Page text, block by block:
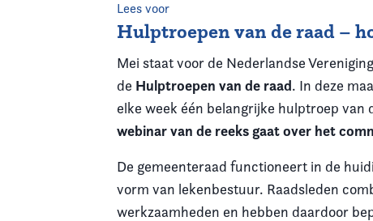
Lees voor
Hulptroepen van de raad –
Mei staat voor de Nederlandse
de Hulptroepen van de raad. In deze
elke week één belangrijke hulptroep van
webinar van de reeks gaat over het
De gemeenteraad functioneert in de
vorm van lekenbestuur. Raadsleden
werkzaamheden en hebben daardoor